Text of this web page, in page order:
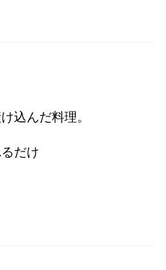
込んだ料理。
だけ